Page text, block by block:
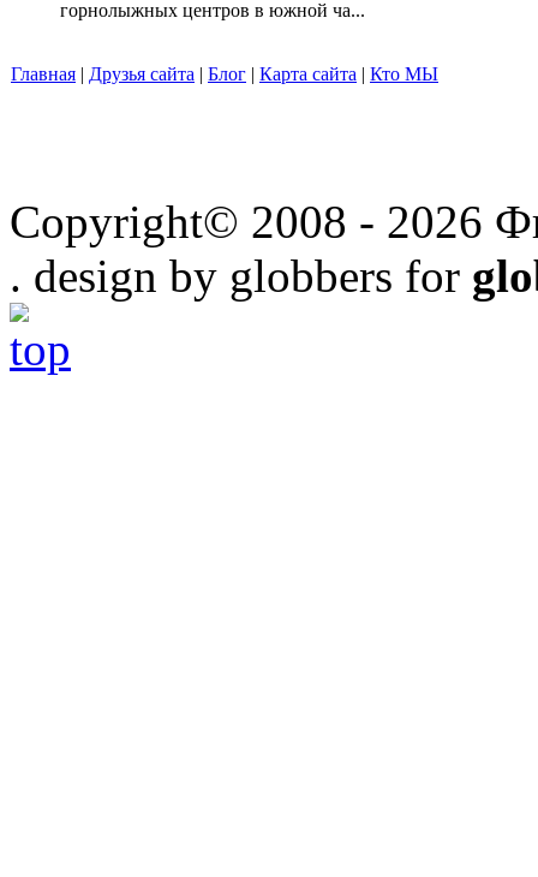
горнолыжных центров в южной ча...
Главная | Друзья сайта | Блог | Карта сайта | Кто МЫ
Copyright© 2008 - 2026
. design by globbers for